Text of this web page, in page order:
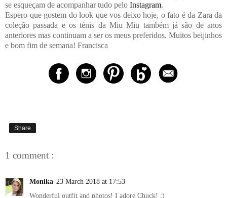
se esqueçam de acompanhar tudo pelo Instagram.
Espero que gostem do look que vos deixo hoje, o fato é da Zara da
coleção passada e os ténis da Miu Miu também já são de anos
anteriores mas continuam a ser os meus preferidos. Muitos beijinhos
e bom fim de semana! Francisca
Share
1 comment :
Monika 23 March 2018 at 17:53
Wonderful outfit and photos! I adore Chuck! :)